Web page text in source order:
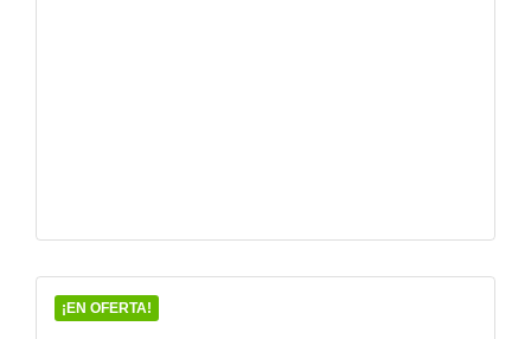
¡EN OFERTA!
VISTA RÁPIDA